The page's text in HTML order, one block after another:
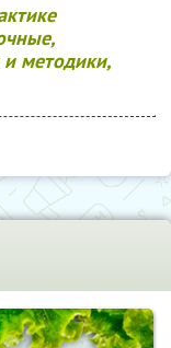
методики,